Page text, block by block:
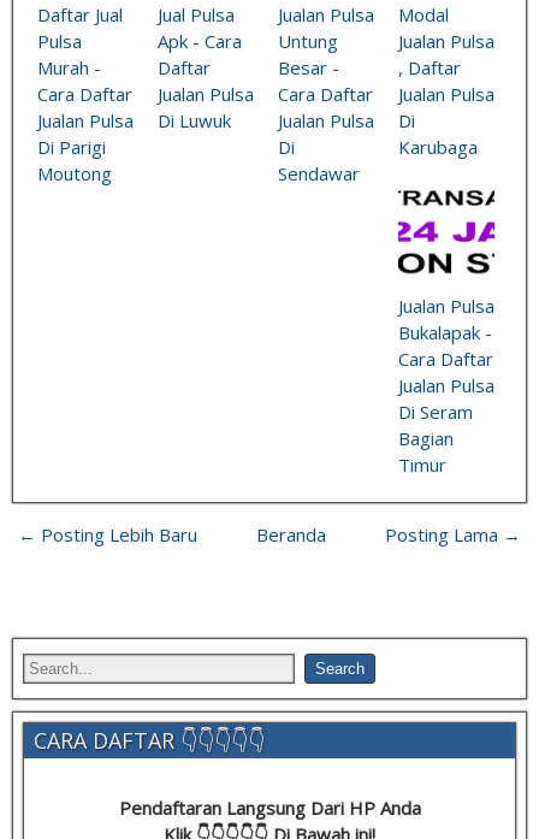
Daftar Jual
Pulsa
Murah -
Cara Daftar
Jualan Pulsa
Di Parigi
Moutong
Jual Pulsa
Apk - Cara
Daftar
Jualan Pulsa
Di Luwuk
Jualan Pulsa
Untung
Besar -
Cara Daftar
Jualan Pulsa
Di
Sendawar
Modal
Jualan Pulsa
, Daftar
Jualan Pulsa
Di
Karubaga
Jualan Pulsa
Bukalapak -
Cara Daftar
Jualan Pulsa
Di Seram
Bagian
Timur
← Posting Lebih Baru Posting Lama →
Beranda
CARA DAFTAR 👇👇👇👇👇
Pendaftaran Langsung Dari HP Anda
Klik 👇👇👇👇👇 Di Bawah ini!